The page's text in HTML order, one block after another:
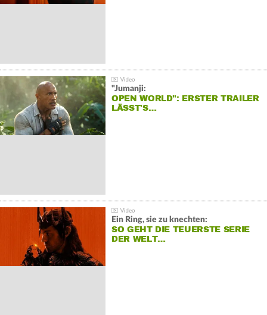
"Jumanji:
OPEN WORLD": ERSTER TRAILER
LÄSST'S…
Ein Ring, sie zu knechten:
SO GEHT DIE TEUERSTE SERIE
DER WELT…